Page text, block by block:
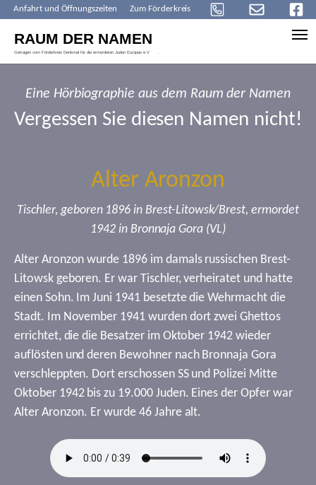
Anfahrt und Öffnungszeiten Zum Förderkreis
Eine Hörbiographie aus dem Raum der Namen
Vergessen Sie diesen Namen nicht!
Alter Aronzon
Tischler, geboren 1896 in Brest-Litowsk/Brest, ermordet
1942 in Bronnaja Gora (VL)
Alter Aronzon wurde 1896 im damals russischen Brest-
Litowsk geboren. Er war Tischler, verheiratet und hatte
einen Sohn. Im Juni 1941 besetzte die Wehrmacht die
Stadt. Im November 1941 wurden dort zwei Ghettos
errichtet, die die Besatzer im Oktober 1942 wieder
auflösten und deren Bewohner nach Bronnaja Gora
verschleppten. Dort erschossen SS und Polizei Mitte
Oktober 1942 bis zu 19.000 Juden. Eines der Opfer war
Alter Aronzon. Er wurde 46 Jahre alt.